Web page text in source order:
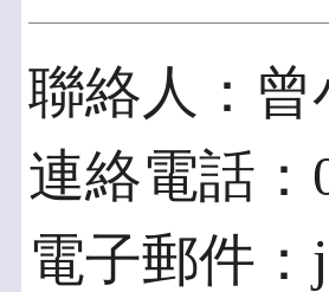
聯絡人：曾
連絡電話：
電子郵件：